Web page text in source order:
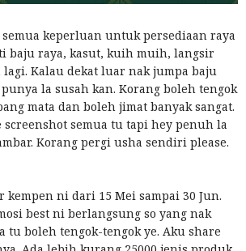
keperluan untuk persediaan raya
baju raya, kasut, kuih muih, langsir
lagi. Kalau dekat luar nak jumpa baju
la susah kan. Korang boleh tengok
mata dan boleh jimat banyak sangat.
semua tu tapi hey penuh la
Korang pergi usha sendiri please.
kempen ni dari 15 Mei sampai 30 Jun.
best ni berlangsung so yang nak
tu boleh tengok-tengok ye. Aku share